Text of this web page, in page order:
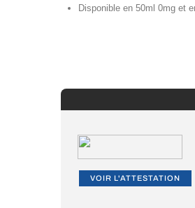
Disponible en 50ml 0mg et
VOIR L'ATTESTATION